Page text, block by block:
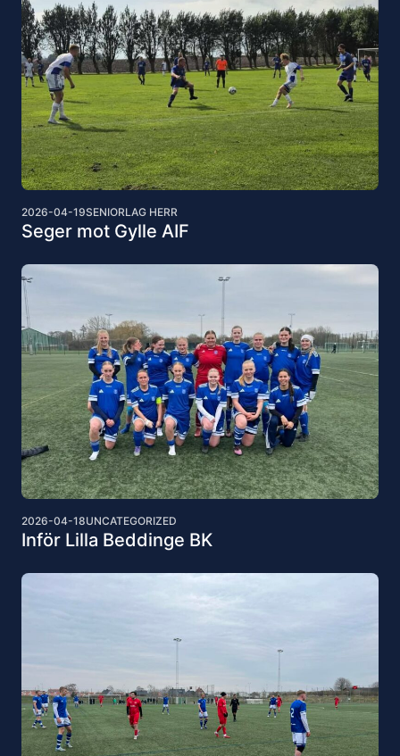
2026-04-19SENIORLAG HERR
Seger mot Gylle AIF
2026-04-18UNCATEGORIZED
Inför Lilla Beddinge BK